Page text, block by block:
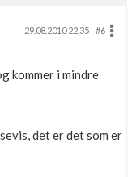
29.08.2010 22.35
#6
kommer i mindre
det er det som er